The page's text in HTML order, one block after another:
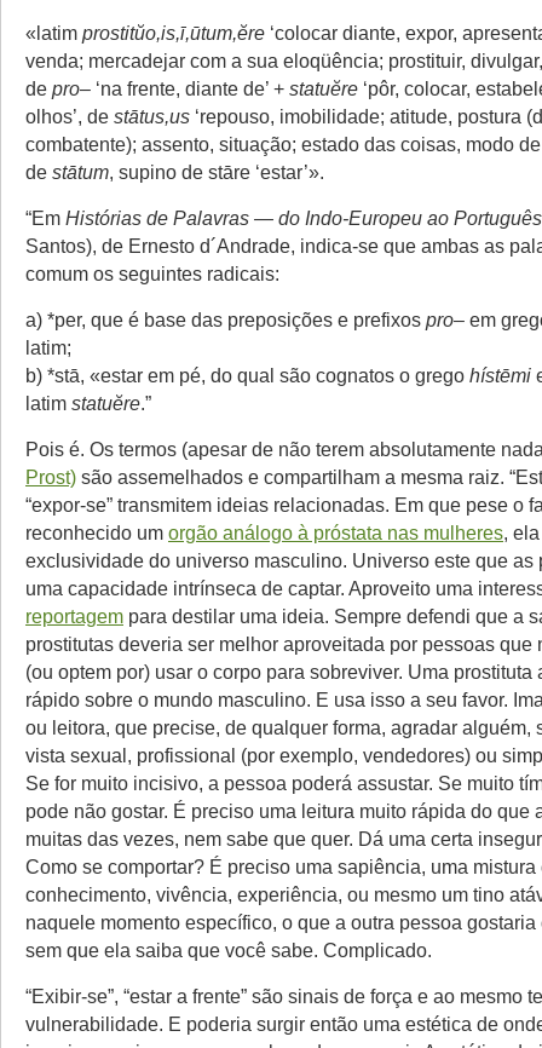
«latim prostitŭo,is,ī,ūtum,ĕre ‘colocar diante, expor,
venda; mercadejar com a sua eloqüência; prostituir,
de pro– ‘na frente, diante de’ + statuĕre ‘pôr, colocar,
olhos’, de stātus,us ‘repouso, imobilidade; atitude, postura
combatente); assento, situação; estado das coisas, modo
de stātum, supino de stāre ‘estar’».
“Em Histórias de Palavras — do Indo-Europeu ao Português
Santos), de Ernesto d´Andrade, indica-se que ambas as
comum os seguintes radicais:
a) *per, que é base das preposições e prefixos pro– em
latim;
b) *stā, «estar em pé, do qual são cognatos o grego hístēmi
latim statuĕre.”
Pois é. Os termos (apesar de não terem absolutamente
Prost) são assemelhados e compartilham a mesma raiz.
“expor-se” transmitem ideias relacionadas. Em que pese o
reconhecido um orgão análogo à próstata nas mulheres,
exclusividade do universo masculino. Universo este que as
uma capacidade intrínseca de captar. Aproveito uma
reportagem para destilar uma ideia. Sempre defendi que a
prostitutas deveria ser melhor aproveitada por pessoas que
(ou optem por) usar o corpo para sobreviver. Uma prostituta
rápido sobre o mundo masculino. E usa isso a seu favor.
ou leitora, que precise, de qualquer forma, agradar alguém,
vista sexual, profissional (por exemplo, vendedores) ou
Se for muito incisivo, a pessoa poderá assustar. Se muito
pode não gostar. É preciso uma leitura muito rápida do que
muitas das vezes, nem sabe que quer. Dá uma certa
Como se comportar? É preciso uma sapiência, uma mistura
conhecimento, vivência, experiência, ou mesmo um tino
naquele momento específico, o que a outra pessoa gostaria
sem que ela saiba que você sabe. Complicado.
“Exibir-se”, “estar a frente” são sinais de força e ao mesmo
vulnerabilidade. E poderia surgir então uma estética de